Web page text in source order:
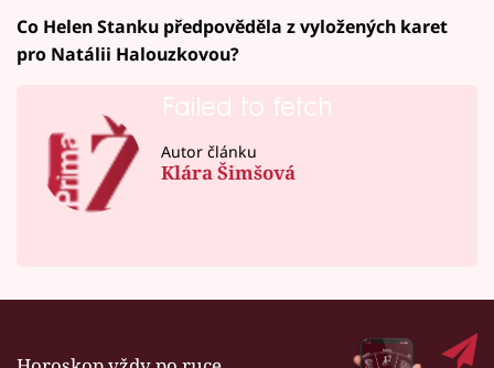
Co Helen Stanku předpověděla z vyložených karet
pro Natálii Halouzkovou?
Failed to fetch
Autor článku
Klára Šimšová